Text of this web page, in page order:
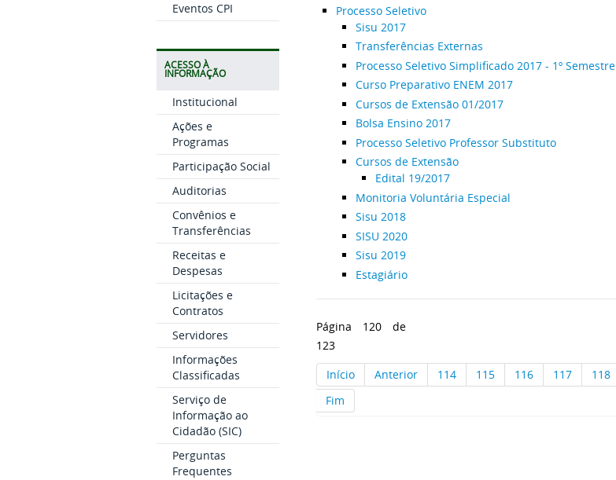
Eventos CPI
ACESSO À
INFORMAÇÃO
Institucional
Ações e
Programas
Participação Social
Auditorias
Convênios e
Transferências
Receitas e
Despesas
Licitações e
Contratos
Servidores
Informações
Classificadas
Serviço de
Informação ao
Cidadão (SIC)
Perguntas
Frequentes
Processo Seletivo
Sisu 2017
Transferências Externas
Processo Seletivo Simplificado 2017 - 1º Semestre
Curso Preparativo ENEM 2017
Cursos de Extensão 01/2017
Bolsa Ensino 2017
Processo Seletivo Professor Substituto
Cursos de Extensão
Edital 19/2017
Monitoria Voluntária Especial
Sisu 2018
SISU 2020
Sisu 2019
Estagiário
Página 120 de
123
Início
Anterior 114 115 116 117 118
Fim